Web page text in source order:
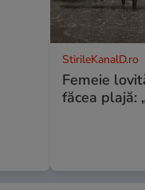
StirileKanalD.ro
Femeie
făcea plajă: